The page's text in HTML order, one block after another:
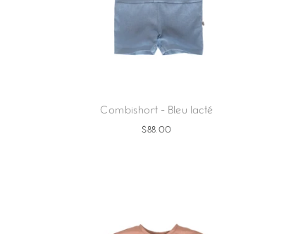
Combishort - Bleu lacté
$88.00